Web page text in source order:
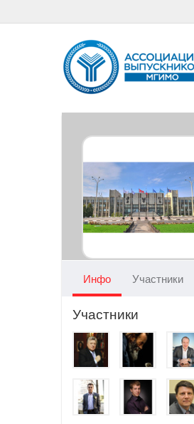
Инфо Участники
Участники